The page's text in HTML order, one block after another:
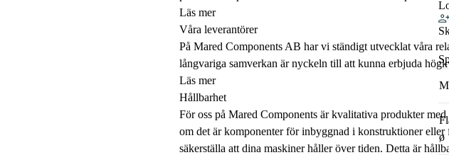
Läs mer
Våra leverantörer
På Mared Components AB har vi ständigt utvecklat våra
långvariga samverkan är nyckeln till att kunna erbjuda
Läs mer
Hållbarhet
För oss på Mared Components är kvalitativa produkter
om det är komponenter för inbyggnad i konstruktioner
säkerställa att dina maskiner håller över tiden. Detta är
ø